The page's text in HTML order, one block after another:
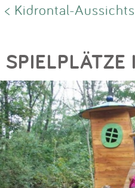
< Kidrontal-
SPIELPLÄTZE